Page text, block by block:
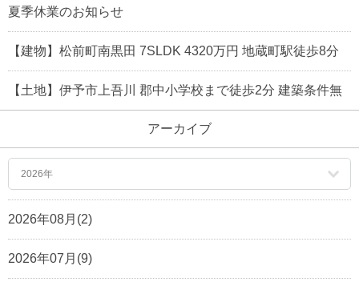
夏季休業のお知らせ
【建物】松前町南黒田 7SLDK 4320万円 地蔵町駅徒歩8分
【土地】伊予市上吾川 郡中小学校まで徒歩2分 建築条件無
アーカイブ
2026年
2026年08月(2)
2026年07月(9)